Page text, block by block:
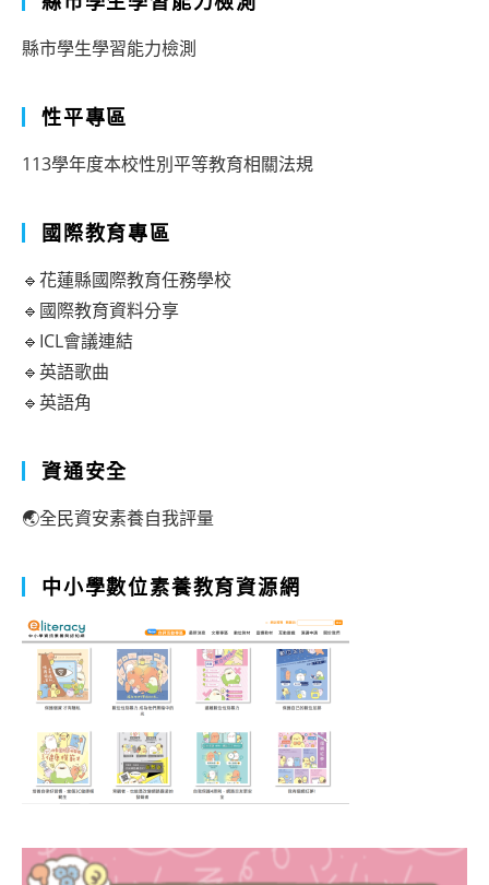
縣市學生學習能力檢測
性平專區
113學年度本校性別平等教育相關法規
國際教育專區
🔹花蓮縣國際教育任務學校
🔹國際教育資料分享
🔹ICL會議連結
🔹英語歌曲
🔹英語角
資通安全
🌏全民資安素養自我評量
中小學數位素養教育資源網